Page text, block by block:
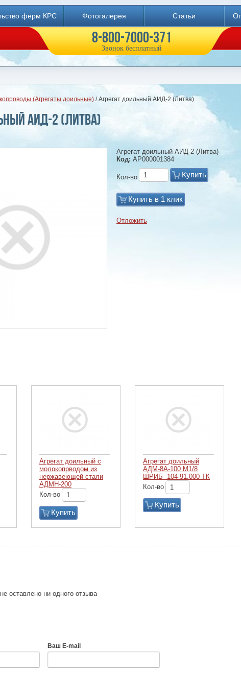
ферм КРС Фотогалерея Статьи
8-800-7000-371
Звонок бесплатный
(Агрегаты доильные) / Агрегат доильный АИД-2 (Литва)
АИД-2 (Литва)
Агрегат доильный АИД-2 (Литва)
Код: АР000001384
Кол-во Купить
Купить в 1 клик
Отложить
Агрегат доильный с
молокопрводом из
нержавеющей стали
АДМН-200
Кол-во
Купить
Агрегат доильный
АДМ-8А-100 М1/8
ШРИБ -104-91.000 ТК
Кол-во
Купить
оставлено ни одного отзыва
Ваш E-mail